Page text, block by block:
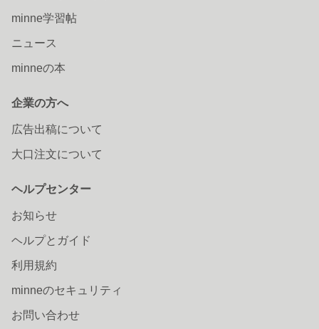
minne学習帖
ニュース
minneの本
企業の方へ
広告出稿について
大口注文について
ヘルプセンター
お知らせ
ヘルプとガイド
利用規約
minneのセキュリティ
お問い合わせ